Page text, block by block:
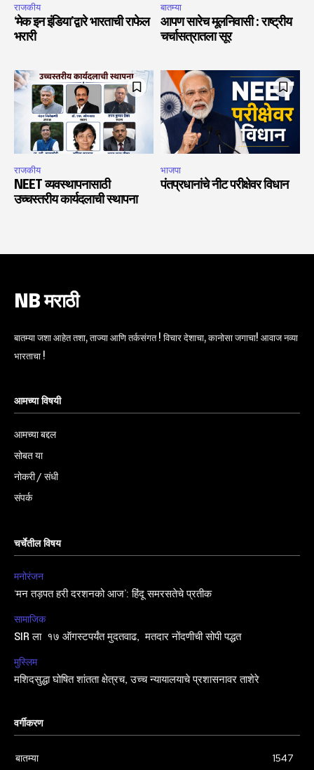
राजकीय
‘मेक इन इंडिया’द्वारे भारताची राफेल
भरारी
बातम्या
आपण सारेच मूलनिवासी : राष्ट्रीय
चर्चासत्रातला सूर
राजकीय
NEET व्यवस्थापनासाठी
उच्चस्तरीय कार्यदलाची स्थापना
भाजपा
पंतप्रधानांचे नीट परीक्षेवर विधान
NB मराठी
बातम्या जशा आहेत तशा, ताज्या आणि तर्कसंगत ! विचार देशाचा, कानोसा जगाचा! आवाज नव्या
भारताचा !
आमच्या विषयी
आमच्या बद्दल
सोबत या
नोकरी / संधी
संपर्क
चर्चेतील विषय
मनोरंजन
‘मन तड़पत हरी दरशनको आज’: हिंदू समरसतेचे प्रतीक
सामाजिक
SIR ला १७ ऑगस्टपर्यंत मुदतवाढ, मतदार नोंदणीची सोपी पद्धत
मुस्लिम
मशिदसुद्धा घोषित शांतता क्षेत्रच, उच्च न्यायालयाचे प्रशासनावर ताशेरे
वर्गीकरण
बातम्या 1547